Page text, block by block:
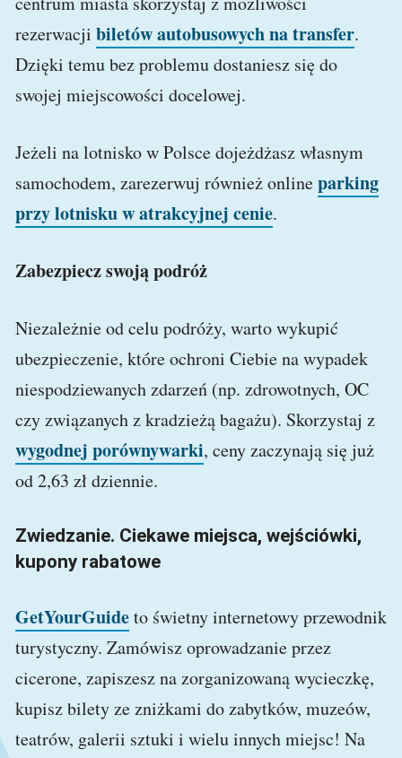
rezerwacji biletów autobusowych na transfer.
Dzięki temu bez problemu dostaniesz się do
swojej miejscowości docelowej.
Jeżeli na lotnisko w Polsce dojeżdżasz własnym
samochodem, zarezerwuj również onlineparking
przy lotnisku w atrakcyjnej cenie.
Zabezpiecz swoją podróż
Niezależnie od celu podróży, warto wykupić
ubezpieczenie, które ochroni Ciebie na wypadek
niespodziewanych zdarzeń (np. zdrowotnych, OC
czy związanych z kradzieżą bagażu). Skorzystaj z
wygodnej porównywarki, ceny zaczynają się już
od 2,63 zł dziennie.
Zwiedzanie. Ciekawe miejsca, wejściówki,
kupony rabatowe
GetYourGuideto świetny internetowy przewodnik
turystyczny. Zamówisz oprowadzanie przez
cicerone, zapiszesz na zorganizowaną wycieczkę,
kupisz bilety ze zniżkami do zabytków, muzeów,
teatrów, galerii sztuki i wielu innych miejsc! Na